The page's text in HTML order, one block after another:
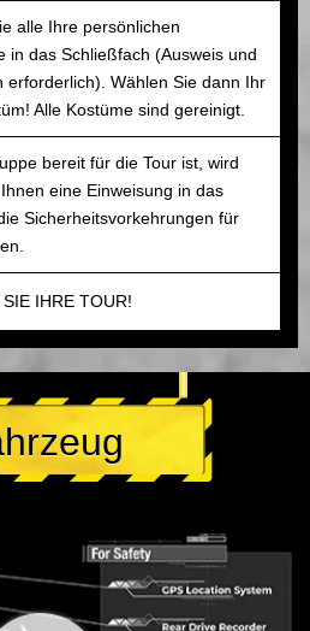
alle Ihre persönlichen
in das Schließfach (Ausweis und
erforderlich). Wählen Sie dann Ihr
Alle Kostüme sind gereinigt.
bereit für die Tour ist, wird
eine Einweisung in das
Sicherheitsvorkehrungen für
IHRE TOUR!